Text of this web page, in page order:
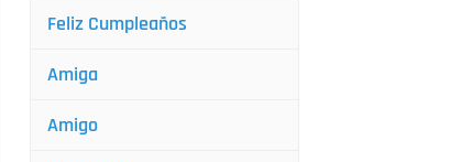
Feliz Cumpleaños
Amiga
Amigo